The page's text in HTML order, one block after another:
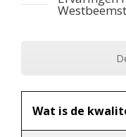
Wat is de